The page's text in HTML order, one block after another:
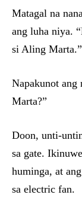
Matagal na
ang luha niya.
si Aling Marta.”
Napakunot
Marta?”
Doon, unti-
sa gate.
huminga, at
sa electric fan.